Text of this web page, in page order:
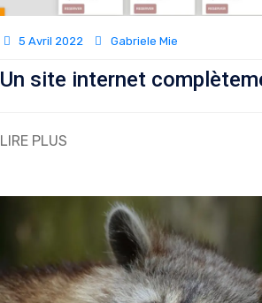
5 Avril 2022 Gabriele Mie
Un site internet
LIRE PLUS